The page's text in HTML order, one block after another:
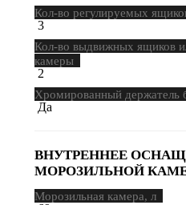
Кол-во регулируемых
3
Кол-во выдвижных ящиков
камеры
2
Хромированный держатель
Да
ВНУТРЕННЕЕ
МОРОЗИЛЬНОЙ
Морозильная камера, л